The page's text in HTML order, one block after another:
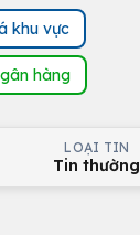
khu vực
hàng
LOẠI TIN
Tin thường